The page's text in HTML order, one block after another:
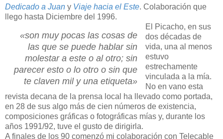
Dedicado a Juan y Viaje hacia el Este. Colaboración que
llego hasta Diciembre del 1996.
«son muy pocas las cosas de
las que se puede hablar sin
molestar a este o al otro; sin
parecer esto o lo otro o sin que
te claven mil y una etiqueta»
El Picacho, en sus
dos décadas de
vida, una al menos
estuvo
estrechamente
vinculada a la mía.
No en vano esta
revista decana de la prensa local ha llevado como portada,
en 28 de sus algo más de cien números de existencia,
composiciones gráficas o fotográficas mías y, durante los
años 1991/92, tuve el gusto de dirigirla.
A finales de los 90 comenzó mi colaboración con Telecable